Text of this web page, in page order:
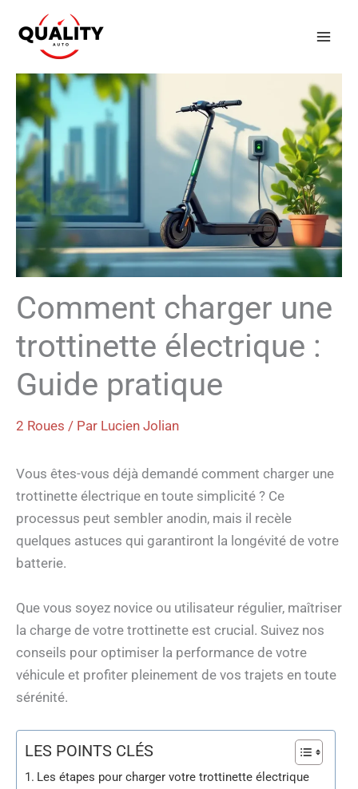
contenu
Comment charger une
trottinette électrique :
Guide pratique
2 Roues / Par Lucien Jolian
Vous êtes-vous déjà demandé comment charger une
trottinette électrique en toute simplicité ? Ce
processus peut sembler anodin, mais il recèle
quelques astuces qui garantiront la longévité de votre
batterie.
Que vous soyez novice ou utilisateur régulier, maîtriser
la charge de votre trottinette est crucial. Suivez nos
conseils pour optimiser la performance de votre
véhicule et profiter pleinement de vos trajets en toute
sérénité.
LES POINTS CLÉS
Les étapes pour charger votre trottinette électrique